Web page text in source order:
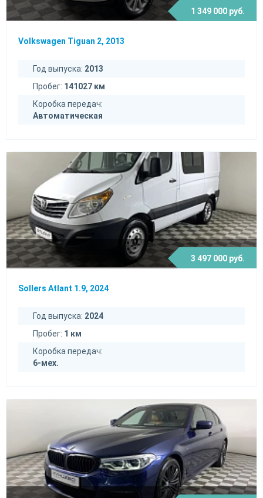
1 349 000 руб.
Volkswagen Tiguan 2, 2013
Год выпуска: 2013
Пробег: 141027 км
Коробка передач:
Автоматическая
3 497 000 руб.
Sollers Atlant 1.9, 2024
Год выпуска: 2024
Пробег: 1 км
Коробка передач:
6-мех.